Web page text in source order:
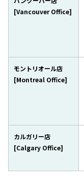
[Vancouver Office]
モントリオール店
[Montreal Office]
カルガリー店
[Calgary Office]